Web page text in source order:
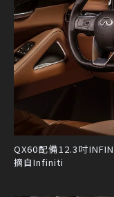
QX60配備12.3吋
摘自Infiniti